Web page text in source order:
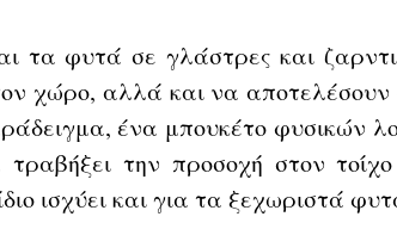
τα φυτά σε γλάστρες και
χώρο, αλλά και να αποτελέσουν
ένα μπουκέτο φυσικών
την προσοχή στον
ισχύει και για τα ξεχωριστά